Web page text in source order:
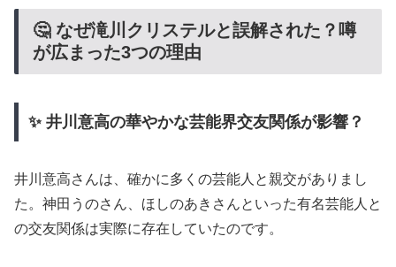
🤔 なぜ滝川クリステルと誤解された？噂
が広まった3つの理由
✨ 井川意高の華やかな芸能界交友関係が影響？
井川意高さんは、確かに多くの芸能人と親交がありまし
た。神田うのさん、ほしのあきさんといった有名芸能人と
の交友関係は実際に存在していたのです。